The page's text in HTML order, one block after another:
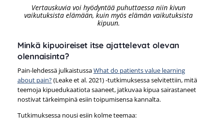
Vertauskuvia voi hyödyntää puhuttaessa niin kivun
vaikutuksista elämään, kuin myös elämän vaikutuksista
kipuun.
Minkä kipuoireiset itse ajattelevat olevan
olennaisinta?
Pain-lehdessä julkaistussaWhat do patients value learning
about pain?(Leake et al. 2021) -tutkimuksessa selvitettiin, mitä
teemoja kipuedukaatiota saaneet, jatkuvaa kipua sairastaneet
nostivat tärkeimpinä esiin toipumisensa kannalta.
Tutkimuksessa nousi esiin kolme teemaa: